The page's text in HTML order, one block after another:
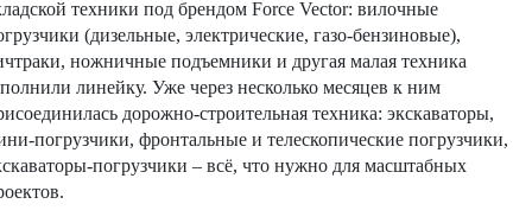
техники под брендом Force Vector: вилочные
(дизельные, электрические, газо-бензиновые),
ножничные подъемники и другая малая техника
линейку. Уже через несколько месяцев к ним
дорожно-строительная техника: экскаваторы,
погрузчики, фронтальные и телескопические погрузчики,
погрузчики – всё, что нужно для масштабных